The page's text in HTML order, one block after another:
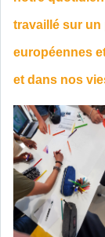
travaillé sur
européennes
et dans nos